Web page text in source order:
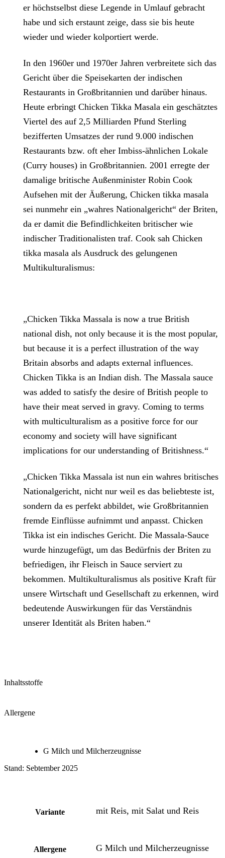
er höchstselbst diese Legende in Umlauf gebracht
habe und sich erstaunt zeige, dass sie bis heute
wieder und wieder kolportiert werde.
In den 1960er und 1970er Jahren verbreitete sich das
Gericht über die Speisekarten der indischen
Restaurants in Großbritannien und darüber hinaus.
Heute erbringt Chicken Tikka Masala ein geschätztes
Viertel des auf 2,5 Milliarden Pfund Sterling
bezifferten Umsatzes der rund 9.000 indischen
Restaurants bzw. oft eher Imbiss-ähnlichen Lokale
(Curry houses) in Großbritannien. 2001 erregte der
damalige britische Außenminister Robin Cook
Aufsehen mit der Äußerung, Chicken tikka masala
sei nunmehr ein „wahres Nationalgericht“ der Briten,
da er damit die Befindlichkeiten britischer wie
indischer Traditionalisten traf. Cook sah Chicken
tikka masala als Ausdruck des gelungenen
Multikulturalismus:
„Chicken Tikka Massala is now a true British
national dish, not only because it is the most popular,
but because it is a perfect illustration of the way
Britain absorbs and adapts external influences.
Chicken Tikka is an Indian dish. The Massala sauce
was added to satisfy the desire of British people to
have their meat served in gravy. Coming to terms
with multiculturalism as a positive force for our
economy and society will have significant
implications for our understanding of Britishness.“
„Chicken Tikka Massala ist nun ein wahres britisches
Nationalgericht, nicht nur weil es das beliebteste ist,
sondern da es perfekt abbildet, wie Großbritannien
fremde Einflüsse aufnimmt und anpasst. Chicken
Tikka ist ein indisches Gericht. Die Massala-Sauce
wurde hinzugefügt, um das Bedürfnis der Briten zu
befriedigen, ihr Fleisch in Sauce serviert zu
bekommen. Multikulturalismus als positive Kraft für
unsere Wirtschaft und Gesellschaft zu erkennen, wird
bedeutende Auswirkungen für das Verständnis
unserer Identität als Briten haben.“
Inhaltsstoffe
Allergene
G Milch und Milcherzeugnisse
Stand: Sebtember 2025
Variante mit Reis, mit Salat und Reis
Allergene G Milch und Milcherzeugnisse